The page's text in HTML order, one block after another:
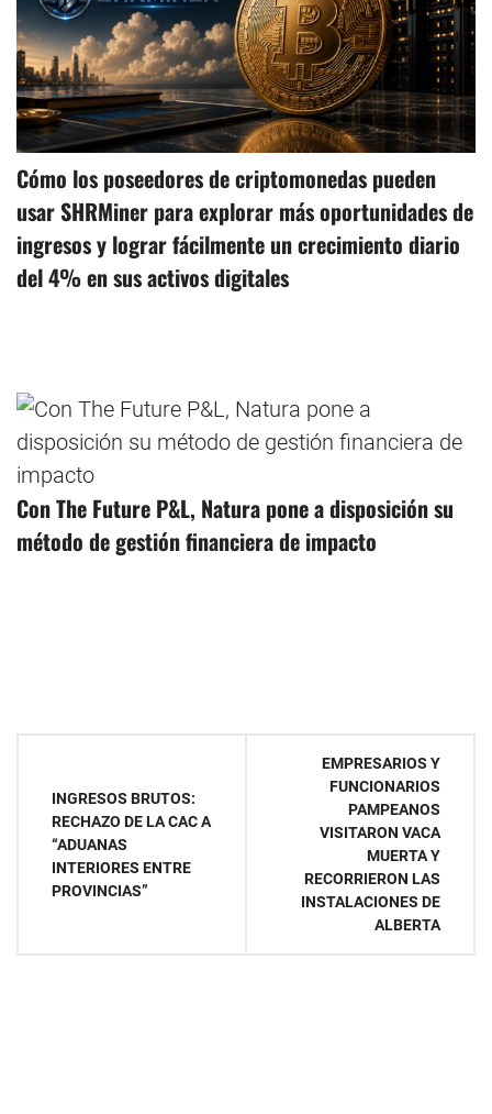
Cómo los poseedores de criptomonedas pueden
usar SHRMiner para explorar más oportunidades de
ingresos y lograr fácilmente un crecimiento diario
del 4% en sus activos digitales
Con The Future P&L, Natura pone a disposición su
método de gestión financiera de impacto
entradas
INGRESOS BRUTOS:
RECHAZO DE LA CAC A
“ADUANAS
INTERIORES ENTRE
PROVINCIAS”
EMPRESARIOS Y
FUNCIONARIOS
PAMPEANOS
VISITARON VACA
MUERTA Y
RECORRIERON LAS
INSTALACIONES DE
ALBERTA